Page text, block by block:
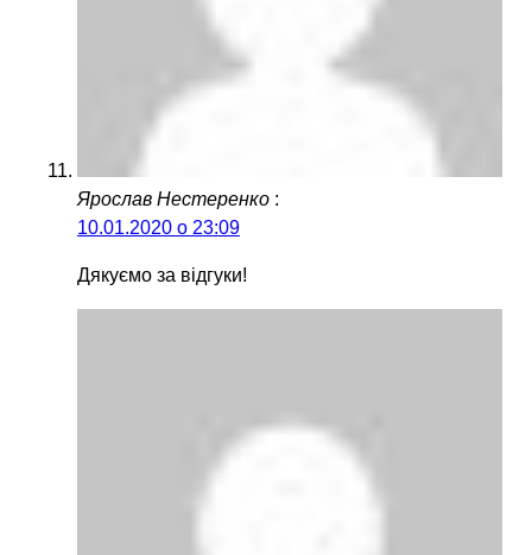
Ярослав Нестеренко :
10.01.2020 о 23:09
Дякуємо за відгуки!